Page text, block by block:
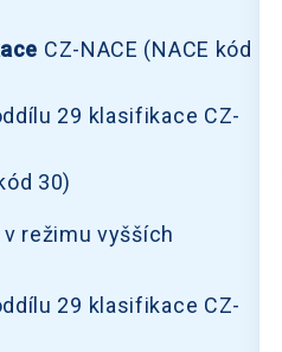
CZ-NACE (NACE kód
29 klasifikace CZ-
30)
režimu vyšších
29 klasifikace CZ-